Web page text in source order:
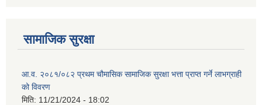
सामाजिक सुरक्षा
आ.व. २०८१/०८२ प्रथम चौमासिक सामाजिक सुरक्षा भत्ता प्राप्त गर्ने लाभग्राही
को विवरण
मिति: 11/21/2024 - 18:02